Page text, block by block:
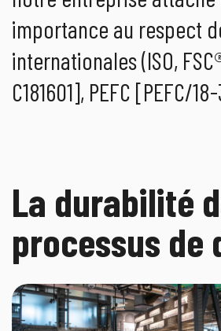
importance au respect
internationales (ISO,
C181601], PEFC [PEFC/
La durabilité
processus de